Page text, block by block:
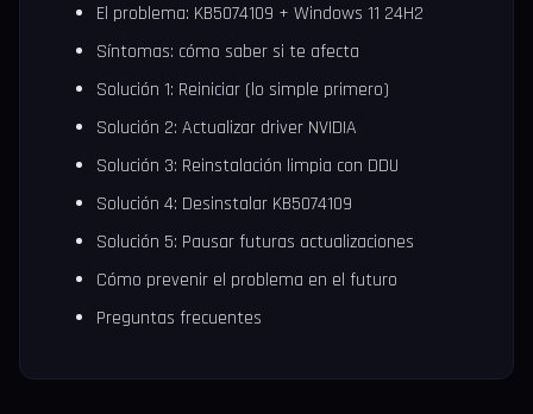
El problema: KB5074109 + Windows 11 24H2
Síntomas: cómo saber si te afecta
Solución 1: Reiniciar (lo simple primero)
Solución 2: Actualizar driver NVIDIA
Solución 3: Reinstalación limpia con DDU
Solución 4: Desinstalar KB5074109
Solución 5: Pausar futuras actualizaciones
Cómo prevenir el problema en el futuro
Preguntas frecuentes